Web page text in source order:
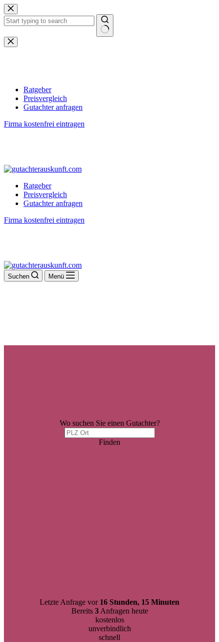
Zum
Inhalt
springen
Keine
Ergebnisse
Ratgeber
Preisvergleich
Gutachter anfragen
Firma kostenfrei eintragen
Ratgeber
Preisvergleich
Gutachter anfragen
Firma kostenfrei eintragen
Suchen Menü
Wo suchen Sie einen Gutachter?
Finden
Letzte Anfrage vor 16 Stunden, 15 Minuten
Bereits 3Anfragen heute
kostenlos
unverbindlich
schnell